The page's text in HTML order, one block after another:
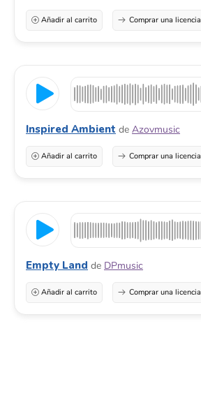
Añadir al carrito Comprar una licencia
Inspired Ambient de Azovmusic
Añadir al carrito Comprar una licencia
Empty Land de DPmusic
Añadir al carrito Comprar una licencia